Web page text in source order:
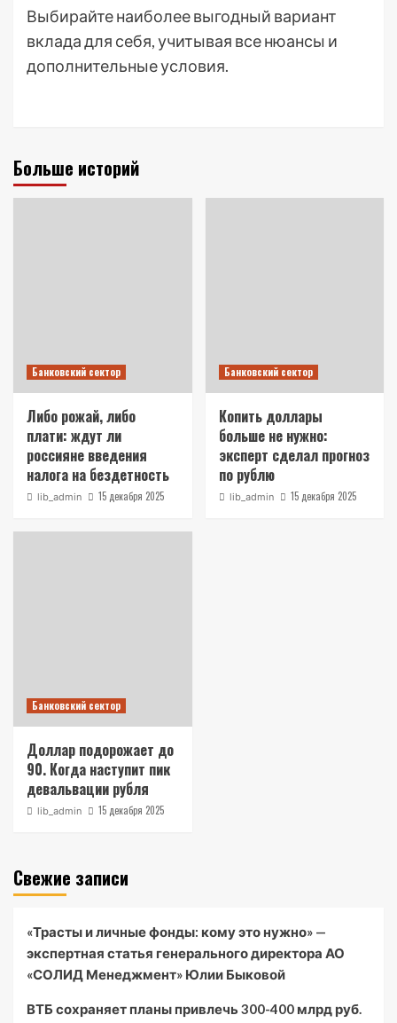
Выбирайте наиболее выгодный вариант
вклада для себя, учитывая все нюансы и
дополнительные условия.
Больше историй
Банковский сектор
Либо рожай, либо
плати: ждут ли
россияне введения
налога на бездетность
lib_admin 15 декабря 2025
Банковский сектор
Копить доллары
больше не нужно:
эксперт сделал прогноз
по рублю
lib_admin 15 декабря 2025
Банковский сектор
Доллар подорожает до
90. Когда наступит пик
девальвации рубля
lib_admin 15 декабря 2025
Свежие записи
«Трасты и личные фонды: кому это нужно» —
экспертная статья генерального директора АО
«СОЛИД Менеджмент» Юлии Быковой
ВТБ сохраняет планы привлечь 300-400 млрд руб.